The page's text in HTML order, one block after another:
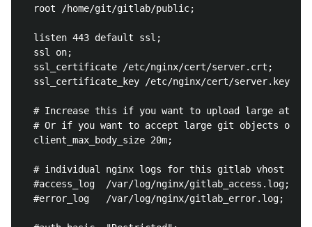
  root /home/git/gitlab/public;
  listen 443 default ssl;
  ssl on;
  ssl_certificate /etc/nginx/cert/server.crt;
  ssl_certificate_key /etc/nginx/cert/server.key;
# Increase this if you want to upload large
# Or if you want to accept large git objects over
  client_max_body_size 20m;
  # individual nginx logs for this gitlab vhost
  #access_log  /var/log/nginx/gitlab_access.log;
  #error_log   /var/log/nginx/gitlab_error.log;